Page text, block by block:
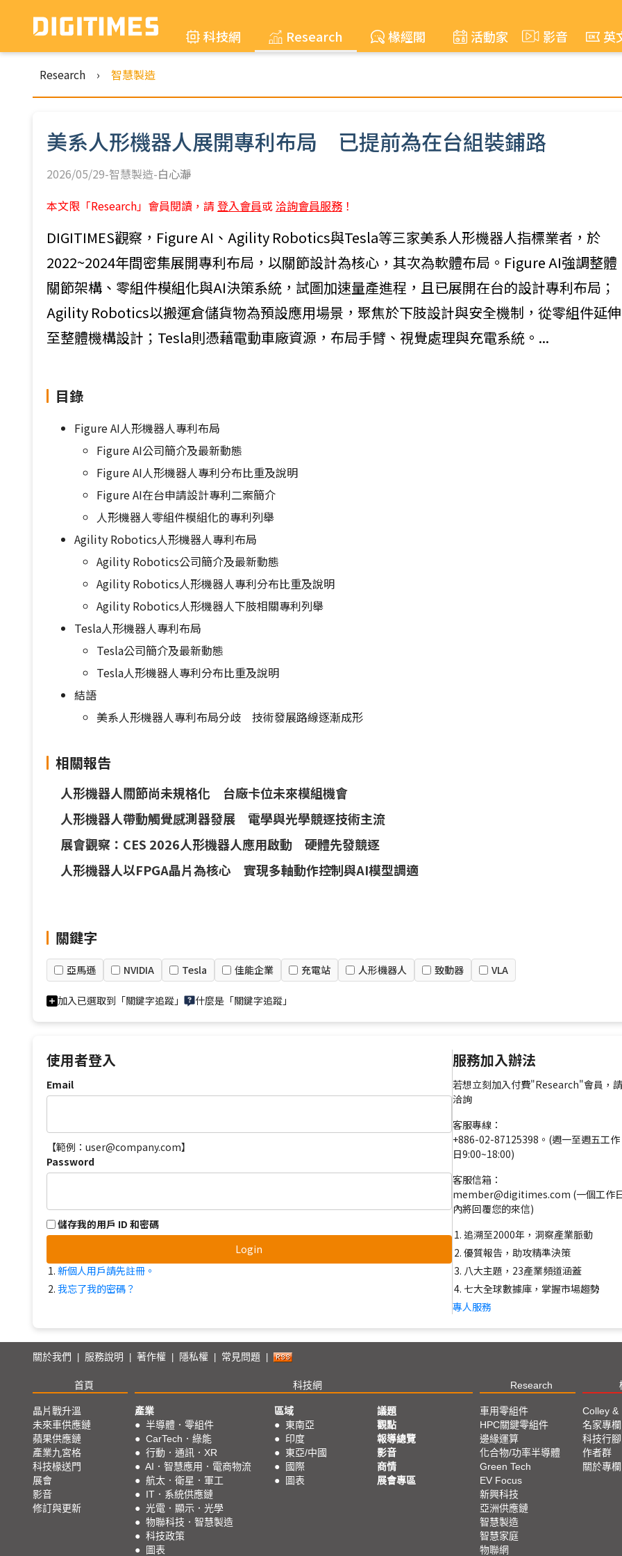
科技網 Research 椽經閣 活動家 影音 英
Research › 智慧製造
美系人形機器人展開專利布局 已提前為在台組裝鋪路
2026/05/29-智慧製造-白心瀞
本文限「Research」會員閱讀，請 登入會員或 洽詢會員服務 ！
DIGITIMES觀察，Figure AI、Agility Robotics與Tesla等三家美系人形機器人指標業者，於
2022~2024年間密集展開專利布局，以關節設計為核心，其次為軟體布局。Figure AI強調整體
關節架構、零組件模組化與AI決策系統，試圖加速量產進程，且已展開在台的設計專利布局；
Agility Robotics以搬運倉儲貨物為預設應用場景，聚焦於下肢設計與安全機制，從零組件延伸
至整體機構設計；Tesla則憑藉電動車廠資源，布局手臂、視覺處理與充電系統。...
目錄
Figure AI人形機器人專利布局
Figure AI公司簡介及最新動態
Figure AI人形機器人專利分布比重及說明
Figure AI在台申請設計專利二案簡介
人形機器人零組件模組化的專利列舉
Agility Robotics人形機器人專利布局
Agility Robotics公司簡介及最新動態
Agility Robotics人形機器人專利分布比重及說明
Agility Robotics人形機器人下肢相關專利列舉
Tesla人形機器人專利布局
Tesla公司簡介及最新動態
Tesla人形機器人專利分布比重及說明
結語
美系人形機器人專利布局分歧 技術發展路線逐漸成形
相關報告
人形機器人關節尚未規格化 台廠卡位未來模組機會
人形機器人帶動觸覺感測器發展 電學與光學競逐技術主流
展會觀察：CES 2026人形機器人應用啟動 硬體先發競逐
人形機器人以FPGA晶片為核心 實現多軸動作控制與AI模型調適
關鍵字
亞馬遜 NVIDIA Tesla 佳能企業 充電站 人形機器人 致動器 VLA
加入已選取到「關鍵字追蹤」 什麼是「關鍵字追蹤」
使用者登入
Email
【範例：user@company.com】
Password
儲存我的用戶 ID 和密碼
Login
新個人用戶請先註冊。
我忘了我的密碼？
服務加入辦法
若想立刻加入付費"Research"會員，請
洽詢
客服專線：
+886-02-87125398。(週一至週五工作
日9:00~18:00)
客服信箱：
member@digitimes.com (一個工作
內將回覆您的來信)
追溯至2000年，洞察產業脈動
優質報告，助攻精準決策
八大主題，23產業頻道涵蓋
七大全球數據庫，掌握市場趨勢
專人服務
關於我們 服務說明 著作權 隱私權 常見問題
首頁 科技網 Research
晶片戰升溫
未來車供應鏈
蘋果供應鏈
產業九宮格
科技椽送門
展會
影音
修訂與更新
產業
● 半導體．零組件
● CarTech．綠能
● 行動．通訊．XR
● AI．智慧應用．電商物流
● 航太．衛星．軍工
● IT．系統供應鏈
● 光電．顯示．光學
● 物聯科技．智慧製造
● 科技政策
●
圖表
區域
● 東南亞
● 印度
● 東亞/中國
●
國際
●
圖表
議題
觀點
報導總覽
影音
商情
展會專區
車用零組件
HPC關鍵零組件
邊緣運算
化合物/功率半導體
Green Tech
EV Focus
新興科技
亞洲供應鏈
智慧製造
智慧家庭
物聯網
Colley &
名家專欄
科技行腳
作者群
關於專欄